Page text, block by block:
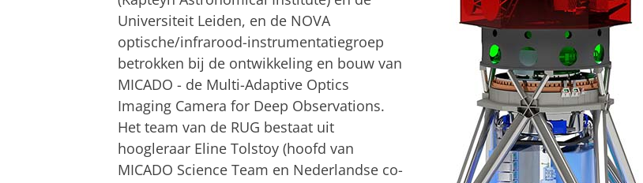
Universiteit Leiden, en de NOVA
optische/infrarood-instrumentatiegroep
betrokken bij de ontwikkeling en bouw van
MICADO - de Multi-Adaptive Optics
Imaging Camera for Deep Observations.
Het team van de RUG bestaat uit
hoogleraar Eline Tolstoy (hoofd van
MICADO Science Team en Nederlandse co-